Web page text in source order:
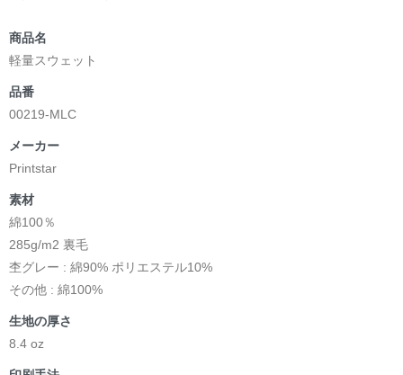
英語版: https://amzn.asia/d/8u7Cebe
＿＿＿＿＿＿＿＿＿＿＿＿＿＿＿＿＿＿＿＿＿＿
＜著者: 絵本/挿画作成＞ 凛々風 猛 -リリカゼタケル
日本語版: https://amzn.asia/d/8oNk92Q
<デザイン画集&グッズカタログ>
＿＿＿＿＿＿＿＿＿＿＿＿＿＿＿＿＿＿＿＿＿＿
小説 [弛まぬ言霊]
＜著者:作詞/挿画作成＞ 凛々風 猛 -リリカゼタケル
☆本作品内で表現されている作詞20曲も掲載.
日本語版: https://amzn.asia/d/1pxD3g4
商品名
軽量スウェット
品番
00219-MLC
メーカー
Printstar
素材
綿100％
285g/m2 裏毛
杢グレー : 綿90% ポリエステル10%
その他 : 綿100%
生地の厚さ
8.4 oz